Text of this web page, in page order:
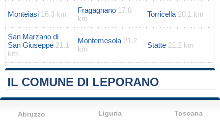
Monteiasi 16.3 km Fragagnano 17.8
km
Torricella 20.1 km
San Marzano di
San Giuseppe 21.1
km
Montemesola 21.2
km
Statte 21.2 km
IL COMUNE DI LEPORANO
Abruzzo
Liguria
Toscana